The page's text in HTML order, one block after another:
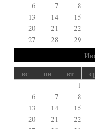
6
7 8
13
14 15
20
21 22
27
28 29
вс пн вт
1
6
7 8
13
14 15
20
21 22